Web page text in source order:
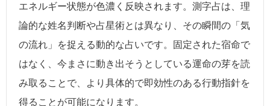
エネルギー状態が色濃く反映されます。測字占は、理
論的な姓名判断や占星術とは異なり、その瞬間の「気
の流れ」を捉える動的な占いです。固定された宿命で
はなく、今まさに動き出そうとしている運命の芽を読
み取ることで、より具体的で即効性のある行動指針を
得ることが可能になります。